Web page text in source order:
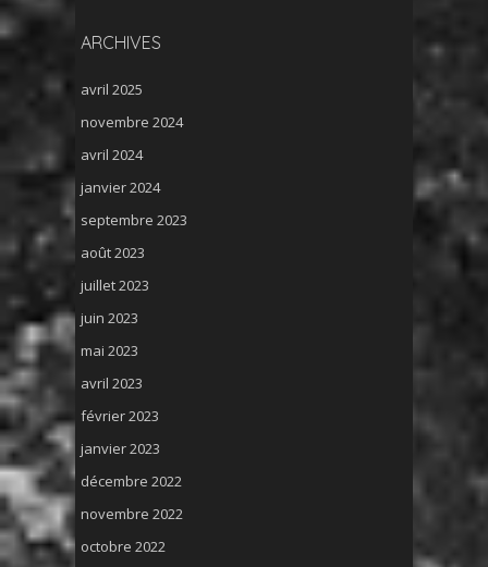
ARCHIVES
avril 2025
novembre 2024
avril 2024
janvier 2024
septembre 2023
août 2023
juillet 2023
juin 2023
mai 2023
avril 2023
février 2023
janvier 2023
décembre 2022
novembre 2022
octobre 2022